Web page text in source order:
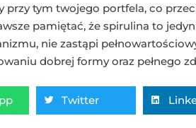
przy tym twojego portfela, co
pamiętać, że spirulina to
nie zastąpi
dobrej formy oraz pełnego
Twitter